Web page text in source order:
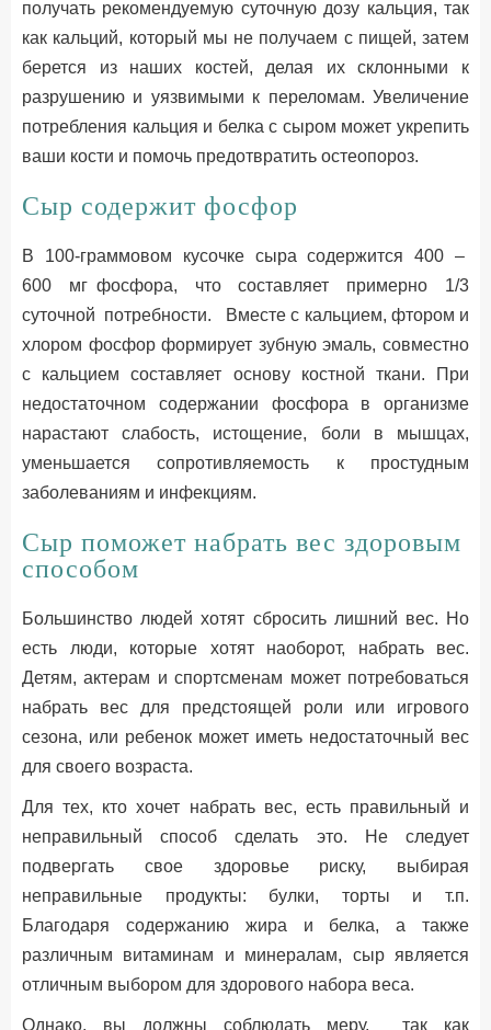
получать рекомендуемую суточную дозу кальция, так
как кальций, который мы не получаем с пищей, затем
берется из наших костей, делая их склонными к
разрушению и уязвимыми к переломам. Увеличение
потребления кальция и белка с сыром может укрепить
ваши кости и помочь предотвратить остеопороз.
Сыр содержит фосфор
В 100-граммовом кусочке сыра содержится 400 –
600 мг фосфора, что составляет примерно 1/3
суточной потребности. Вместе с кальцием, фтором и
хлором фосфор формирует зубную эмаль, совместно
с кальцием составляет основу костной ткани. При
недостаточном содержании фосфора в организме
нарастают слабость, истощение, боли в мышцах,
уменьшается сопротивляемость к простудным
заболеваниям и инфекциям.
Сыр поможет набрать вес здоровым
способом
Большинство людей хотят сбросить лишний вес. Но
есть люди, которые хотят наоборот, набрать вес.
Детям, актерам и спортсменам может потребоваться
набрать вес для предстоящей роли или игрового
сезона, или ребенок может иметь недостаточный вес
для своего возраста.
Для тех, кто хочет набрать вес, есть правильный и
неправильный способ сделать это. Не следует
подвергать свое здоровье риску, выбирая
неправильные продукты: булки, торты и т.п.
Благодаря содержанию жира и белка, а также
различным витаминам и минералам, сыр является
отличным выбором для здорового набора веса.
Однако, вы должны соблюдать меру, так как